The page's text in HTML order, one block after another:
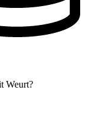
Weurt?